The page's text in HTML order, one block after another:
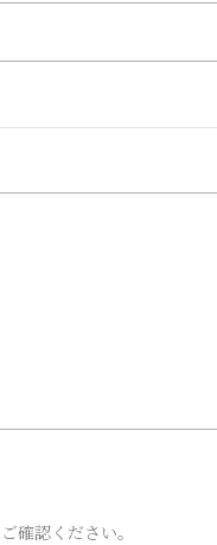
確認ください。